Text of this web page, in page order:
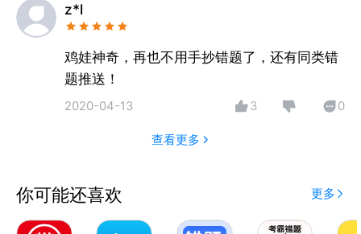
z*l
鸡娃神奇，再也不用手抄错题了，还有同类错
题推送！
2020-04-13 3 0
查看更多
你可能还喜欢 更多